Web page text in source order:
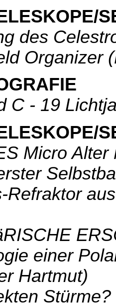
des
Organizer
C - 19
Micro
Refraktor
einer
Hartmut)